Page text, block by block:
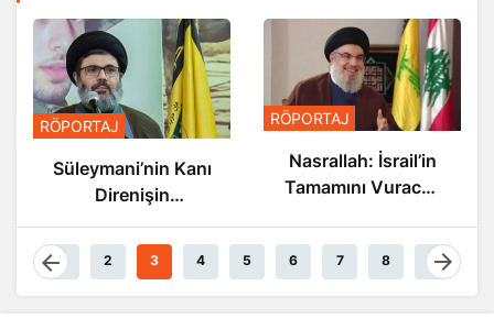
RÖPORTAJ
Süleymani’nin Kanı
Direnişin
Damarlarında
Akıyor
RÖPORTAJ
Nasrallah: İsrail’in
Tamamını Vuracak
1 2 3 4 5 6 7 8 9